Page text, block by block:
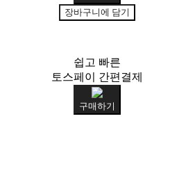
장바구니에 담기
쉽고 빠른
토스페이 간편결제
구매하기